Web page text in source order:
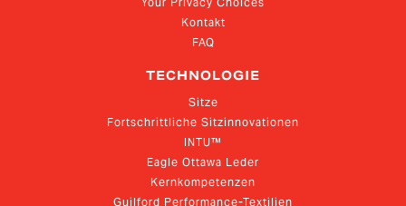
Kontakt
FAQ
TECHNOLOGIE
Sitze
Fortschrittliche Sitzinnovationen
INTU™
Eagle Ottawa Leder
Kernkompetenzen
Guilford Performance-Textilien